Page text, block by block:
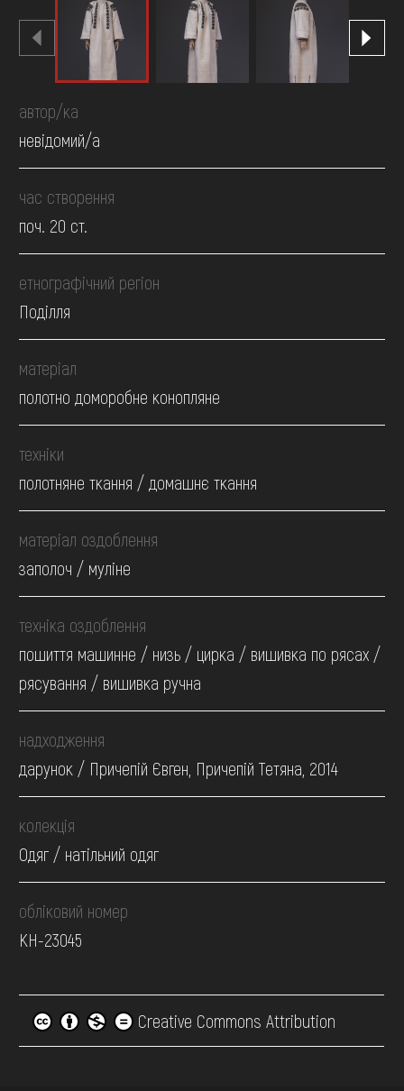
автор/ка
невідомий/а
час створення
поч. 20 ст.
етнографічний регіон
Поділля
матеріал
полотно доморобне конопляне
техніки
полотняне ткання / домашнє ткання
матеріал оздоблення
заполоч / муліне
техніка оздоблення
пошиття машинне / низь / цирка / вишивка по рясах /
рясування / вишивка ручна
надходження
дарунок / Причепій Євген, Причепій Тетяна, 2014
колекція
Одяг / натільний одяг
обліковий номер
КН-23045
Creative Commons Attribution